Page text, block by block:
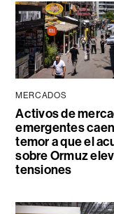
MERCADOS
Activos de
emergentes
temor a que el
sobre Ormuz
tensiones